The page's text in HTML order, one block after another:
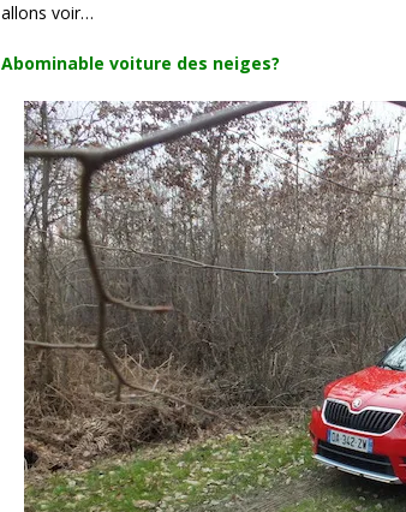
allons voir…
Abominable voiture des neiges?